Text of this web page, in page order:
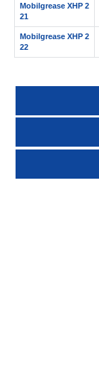
Mobilgrease XHP 2
21
Mobilgrease XHP 2
22